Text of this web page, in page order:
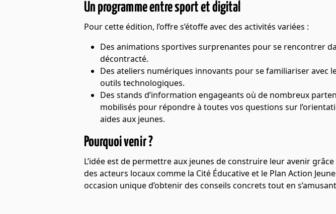
Un programme entre sport et digital
Pour cette édition, l’offre s’étoffe avec des activités variées :
Des animations sportives surprenantes pour se rencontrer
décontracté.
Des ateliers numériques innovants pour se familiariser avec
outils technologiques.
Des stands d’information engageants où de nombreux
mobilisés pour répondre à toutes vos questions sur
aides aux jeunes.
Pourquoi venir ?
L’idée est de permettre aux jeunes de construire leur avenir
des acteurs locaux comme la Cité Éducative et le Plan Action
occasion unique d’obtenir des conseils concrets tout en